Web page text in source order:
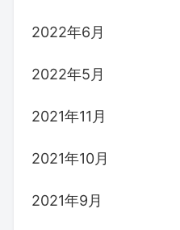
2022年6月
2022年5月
2021年11月
2021年10月
2021年9月